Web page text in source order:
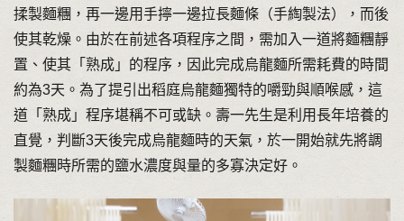
揉製麵糰，再一邊用手擰一邊拉長麵條（手綯製法），而後
使其乾燥。由於在前述各項程序之間，需加入一道將麵糰靜
置、使其「熟成」的程序，因此完成烏龍麵所需耗費的時間
約為3天。為了提引出稻庭烏龍麵獨特的嚼勁與順喉感，這
道「熟成」程序堪稱不可或缺。壽一先生是利用長年培養的
直覺，判斷3天後完成烏龍麵時的天氣，於一開始就先將調
製麵糰時所需的鹽水濃度與量的多寡決定好。